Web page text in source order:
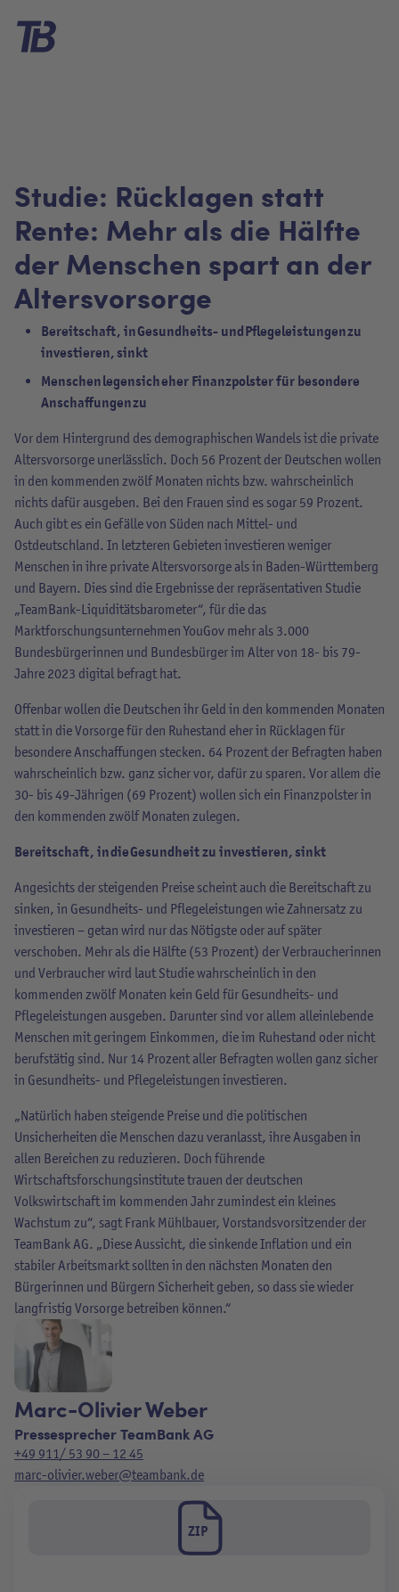
Studie: Rücklagen statt
Rente: Mehr als die Hälfte
der Menschen spart an der
Altersvorsorge
Bereitschaft, in Gesundheits- und Pflegeleistungen zu
investieren, sinkt
Menschen legen sich eher Finanzpolster für besondere
Anschaffungen zu
Vor dem Hintergrund des demographischen Wandels ist die private
Altersvorsorge unerlässlich. Doch 56 Prozent der Deutschen wollen
in den kommenden zwölf Monaten nichts bzw. wahrscheinlich
nichts dafür ausgeben. Bei den Frauen sind es sogar 59 Prozent.
Auch gibt es ein Gefälle von Süden nach Mittel- und
Ostdeutschland. In letzteren Gebieten investieren weniger
Menschen in ihre private Altersvorsorge als in Baden-Württemberg
und Bayern. Dies sind die Ergebnisse der repräsentativen Studie
„TeamBank-Liquiditätsbarometer“, für die das
Marktforschungsunternehmen YouGov mehr als 3.000
Bundesbürgerinnen und Bundesbürger im Alter von 18- bis 79-
Jahre 2023 digital befragt hat.
Offenbar wollen die Deutschen ihr Geld in den kommenden Monaten
statt in die Vorsorge für den Ruhestand eher in Rücklagen für
besondere Anschaffungen stecken. 64 Prozent der Befragten haben
wahrscheinlich bzw. ganz sicher vor, dafür zu sparen. Vor allem die
30- bis 49-Jährigen (69 Prozent) wollen sich ein Finanzpolster in
den kommenden zwölf Monaten zulegen.
Bereitschaft, in die Gesundheit zu investieren, sinkt
Angesichts der steigenden Preise scheint auch die Bereitschaft zu
sinken, in Gesundheits- und Pflegeleistungen wie Zahnersatz zu
investieren – getan wird nur das Nötigste oder auf später
verschoben. Mehr als die Hälfte (53 Prozent) der Verbraucherinnen
und Verbraucher wird laut Studie wahrscheinlich in den
kommenden zwölf Monaten kein Geld für Gesundheits- und
Pflegeleistungen ausgeben. Darunter sind vor allem alleinlebende
Menschen mit geringem Einkommen, die im Ruhestand oder nicht
berufstätig sind. Nur 14 Prozent aller Befragten wollen ganz sicher
in Gesundheits- und Pflegeleistungen investieren.
„Natürlich haben steigende Preise und die politischen
Unsicherheiten die Menschen dazu veranlasst, ihre Ausgaben in
allen Bereichen zu reduzieren. Doch führende
Wirtschaftsforschungsinstitute trauen der deutschen
Volkswirtschaft im kommenden Jahr zumindest ein kleines
Wachstum zu“, sagt Frank Mühlbauer, Vorstandsvorsitzender der
TeamBank AG. „Diese Aussicht, die sinkende Inflation und ein
stabiler Arbeitsmarkt sollten in den nächsten Monaten den
Bürgerinnen und Bürgern Sicherheit geben, so dass sie wieder
langfristig Vorsorge betreiben können.“
Marc-Olivier Weber
Pressesprecher TeamBank AG
+49 911/ 53 90 – 12 45
marc-olivier.weber@teambank.de
ZIP